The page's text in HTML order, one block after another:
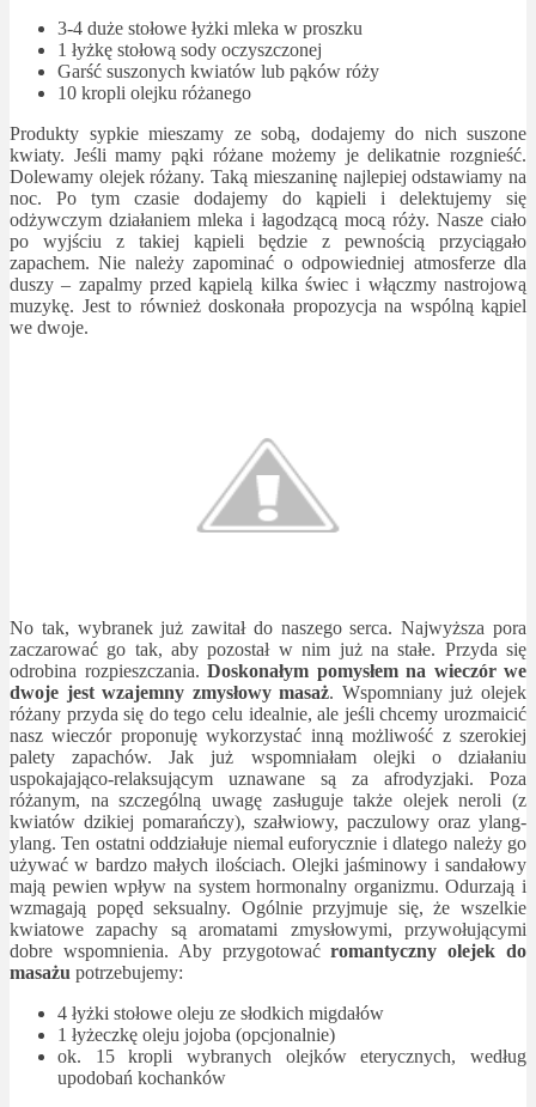
3-4 duże stołowe łyżki mleka w proszku
1 łyżkę stołową sody oczyszczonej
Garść suszonych kwiatów lub pąków róży
10 kropli olejku różanego
Produkty sypkie mieszamy ze sobą, dodajemy do nich suszone
kwiaty. Jeśli mamy pąki różane możemy je delikatnie rozgnieść.
Dolewamy olejek różany. Taką mieszaninę najlepiej odstawiamy na
noc. Po tym czasie dodajemy do kąpieli i delektujemy się
odżywczym działaniem mleka i łagodzącą mocą róży. Nasze ciało
po wyjściu z takiej kąpieli będzie z pewnością przyciągało
zapachem. Nie należy zapominać o odpowiedniej atmosferze dla
duszy – zapalmy przed kąpielą kilka świec i włączmy nastrojową
muzykę. Jest to również doskonała propozycja na wspólną kąpiel
we dwoje.
No tak, wybranek już zawitał do naszego serca. Najwyższa pora
zaczarować go tak, aby pozostał w nim już na stałe. Przyda się
odrobina rozpieszczania. Doskonałym pomysłem na wieczór we
dwoje jest wzajemny zmysłowy masaż. Wspomniany już olejek
różany przyda się do tego celu idealnie, ale jeśli chcemy urozmaicić
nasz wieczór proponuję wykorzystać inną możliwość z szerokiej
palety zapachów. Jak już wspomniałam olejki o działaniu
uspokajająco-relaksującym uznawane są za afrodyzjaki. Poza
różanym, na szczególną uwagę zasługuje także olejek neroli (z
kwiatów dzikiej pomarańczy), szałwiowy, paczulowy oraz ylang-
ylang. Ten ostatni oddziałuje niemal euforycznie i dlatego należy go
używać w bardzo małych ilościach. Olejki jaśminowy i sandałowy
mają pewien wpływ na system hormonalny organizmu. Odurzają i
wzmagają popęd seksualny. Ogólnie przyjmuje się, że wszelkie
kwiatowe zapachy są aromatami zmysłowymi, przywołującymi
dobre wspomnienia. Aby przygotowaćromantyczny olejek do
masażu potrzebujemy:
4 łyżki stołowe oleju ze słodkich migdałów
1 łyżeczkę oleju jojoba (opcjonalnie)
ok. 15 kropli wybranych olejków eterycznych, według
upodobań kochanków